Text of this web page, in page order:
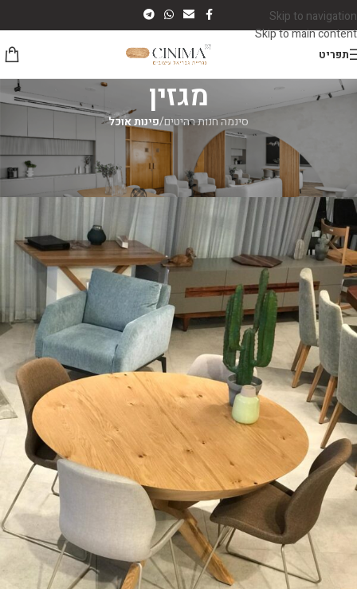
Skip to navigation
Skip to main content
תפריט
מגזין
סינמה חנות רהיטים/פינות אוכל
פינות אוכל
שולחן עגול נפתח
סינמה רהיטיםOn יוני 14, 2026